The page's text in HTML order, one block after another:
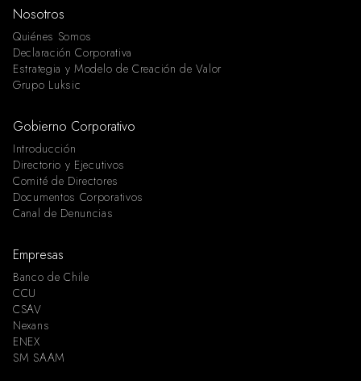
Nosotros
Quiénes Somos
Declaración Corporativa
Estrategia y Modelo de Creación de Valor
Grupo Luksic
Gobierno Corporativo
Introducción
Directorio y Ejecutivos
Comité de Directores
Documentos Corporativos
Canal de Denuncias
Empresas
Banco de Chile
CCU
CSAV
Nexans
ENEX
SM SAAM